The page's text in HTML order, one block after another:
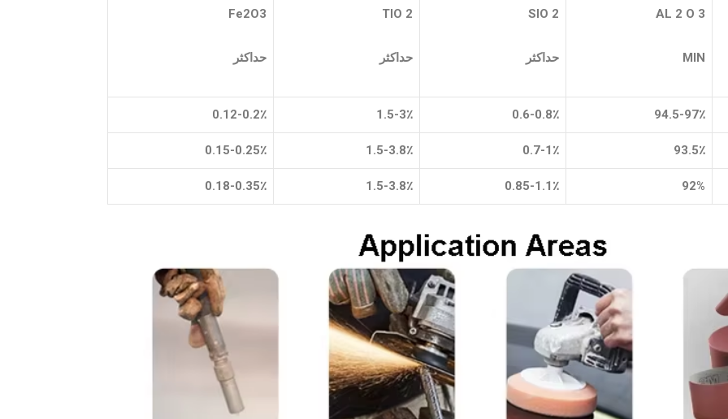
AL 2 O 3
MIN
SIO 2
حداکثر
TIO 2
حداکثر
Fe2O3
حداکثر
94.5-97٪ 0.6-0.8٪ 1.5-3٪ 0.12-0.2٪
93.5٪ 0.7-1٪ 1.5-3.8٪ 0.15-0.25٪
92% 0.85-1.1٪ 1.5-3.8٪ 0.18-0.35٪